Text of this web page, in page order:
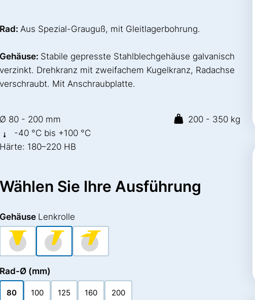
Rad: Aus Spezial-Grauguß, mit Gleitlagerbohrung.
Gehäuse: Stabile gepresste Stahlblechgehäuse galvanisch
verzinkt. Drehkranz mit zweifachem Kugelkranz, Radachse
verschraubt. Mit Anschraubplatte.
Ø 80 - 200 mm
200 - 350 kg
-40 °C bis +100 °C
Härte: 180–220 HB
Wählen Sie Ihre Ausführung
Gehäuse Lenkrolle
Rad-Ø (mm)
80 100 125 160 200